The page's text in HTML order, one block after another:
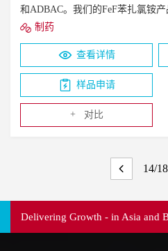
和ADBAC。我们的FeF苯扎氯铵
（革兰氏+和-&酸性抗菌，酵母菌
不会给成品配方增加难闻的气味/
基氯化铵（约65%），苄基（十四
35%）。约50%活性成分
制药
查看详情
样品申请
+ 对比
14/18
Delivering Growth - in Asia and